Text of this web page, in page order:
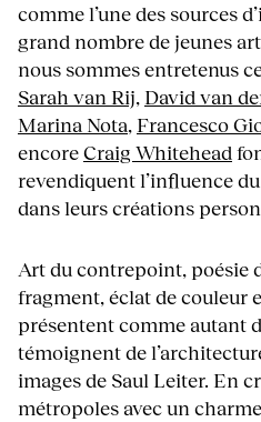
comme l’une des sources
grand nombre de jeunes
nous sommes entretenus
Sarah van Rij, David van
Marina Nota, Francesco
encoreCraig Whitehead
revendiquent l’influence
dans leurs créations
Art du contrepoint, poésie
fragment, éclat de couleur
présentent comme autant
témoignent de
images de Saul Leiter. En
métropoles avec un